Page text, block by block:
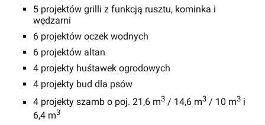
5 projektów grilli z funkcją rusztu, kominka i
wędzarni
6 projektów oczek wodnych
6 projektów altan
4 projekty huśtawek ogrodowych
4 projekty bud dla psów
4 projekty szamb o poj. 21,6 m3 / 14,6 m3 / 10 m3 i
6,4 m3